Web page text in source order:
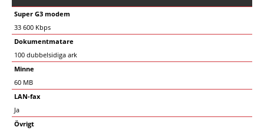
Super G3 modem
33 600 Kbps
Dokumentmatare
100 dubbelsidiga ark
Minne
60 MB
LAN-fax
Ja
Övrigt